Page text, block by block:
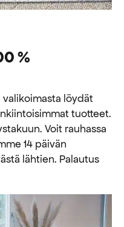
%
löydät
tuotteet.
Voit rauhassa
14 päivän
lähtien. Palautus